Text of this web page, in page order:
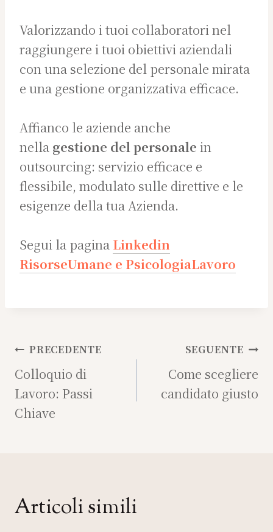
Valorizzando i tuoi collaboratori nel
raggiungere i tuoi obiettivi aziendali
con una selezione del personale mirata
e una gestione organizzativa efficace.
Affianco le aziende anche
nella gestione del personale in
outsourcing: servizio efficace e
flessibile, modulato sulle direttive e le
esigenze della tua Azienda.
Segui la pagina Linkedin
RisorseUmane e PsicologiaLavoro
Navigazione
articoli
PRECEDENTE
Colloquio di
Lavoro: Passi
Chiave
SEGUENTE
Come scegliere
candidato giusto
Articoli simili